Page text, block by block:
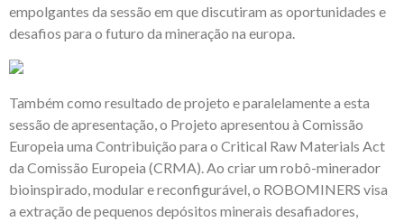
empolgantes da sessão em que discutiram as oportunidades e
desafios para o futuro da mineração na europa.
Também como resultado de projeto e paralelamente a esta
sessão de apresentação, o Projeto apresentou à Comissão
Europeia uma Contribuição para o Critical Raw Materials Act
da Comissão Europeia (CRMA). Ao criar um robô-minerador
bioinspirado, modular e reconfigurável, o ROBOMINERS visa
a extração de pequenos depósitos minerais desafiadores,